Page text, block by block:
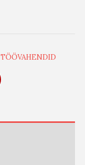
TÖÖVAHENDID